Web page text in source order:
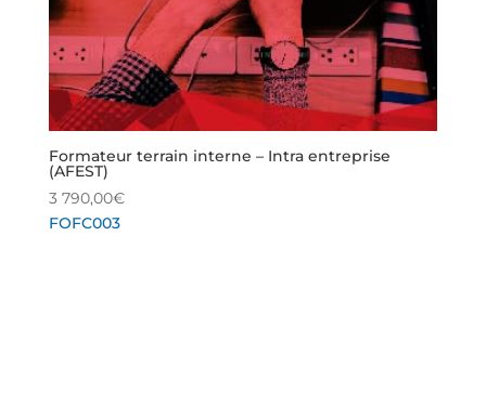
Formateur terrain interne – Intra entreprise
(AFEST)
3 790,00€
FOFC003